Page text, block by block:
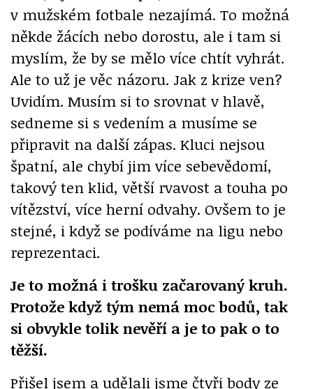
v mužském fotbale nezajímá. To možná
někde žácích nebo dorostu, ale i tam si
myslím, že by se mělo více chtít vyhrát.
Ale to už je věc názoru. Jak z krize ven?
Uvidím. Musím si to srovnat v hlavě,
sedneme si s vedením a musíme se
připravit na další zápas. Kluci nejsou
špatní, ale chybí jim více sebevědomí,
takový ten klid, větší rvavost a touha po
vítězství, více herní odvahy. Ovšem to je
stejné, i když se podíváme na ligu nebo
reprezentaci.
Je to možná i trošku začarovaný kruh.
Protože když tým nemá moc bodů, tak
si obvykle tolik nevěří a je to pak o to
těžší.
Přišel jsem a udělali jsme čtyři body ze